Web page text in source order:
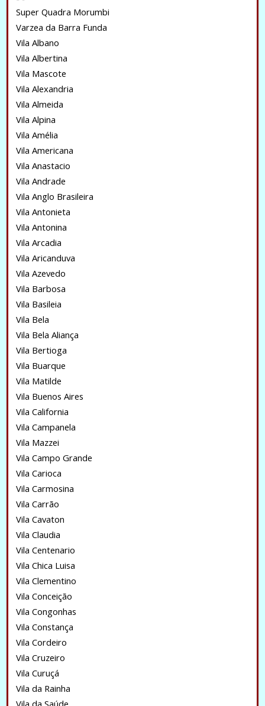
Super Quadra Morumbi
Varzea da Barra Funda
Vila Albano
Vila Albertina
Vila Mascote
Vila Alexandria
Vila Almeida
Vila Alpina
Vila Amélia
Vila Americana
Vila Anastacio
Vila Andrade
Vila Anglo Brasileira
Vila Antonieta
Vila Antonina
Vila Arcadia
Vila Aricanduva
Vila Azevedo
Vila Barbosa
Vila Basileia
Vila Bela
Vila Bela Aliança
Vila Bertioga
Vila Buarque
Vila Matilde
Vila Buenos Aires
Vila California
Vila Campanela
Vila Mazzei
Vila Campo Grande
Vila Carioca
Vila Carmosina
Vila Carrão
Vila Cavaton
Vila Claudia
Vila Centenario
Vila Chica Luisa
Vila Clementino
Vila Conceição
Vila Congonhas
Vila Constança
Vila Cordeiro
Vila Cruzeiro
Vila Curuçá
Vila da Rainha
Vila da Saúde